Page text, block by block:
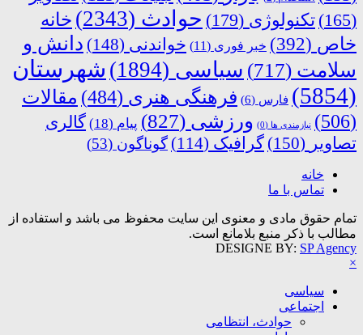
(165)
تکنولوژی (179) حوادث (2343)
خانه
خاص (392) خبر فوری (11) خواندنی (148)
دانش و
سلامت (717) سیاسی (1894)
شهرستان
(5854)
فارس (6) فرهنگی هنری (484)
مقالات
(506)
نیازمندی ها (0) ورزشی (827) پیام (18)
گالری
تصاویر (150) گرافیک (114) گوناگون (53)
خانه
تماس با ما
تمام حقوق مادی و معنوی این سایت محفوظ می باشد و استفاده از
مطالب با ذکر منبع بلامانع است.
DESIGNE BY: SP Agency
×
سیاسی
اجتماعی
حوادث، انتظامی